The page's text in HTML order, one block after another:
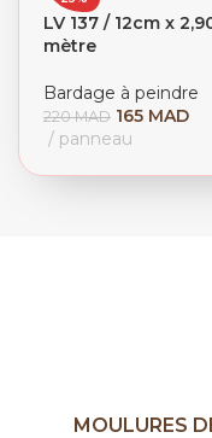
LV 137 / 12cm x
mètre
Bardage à peindre
220MAD 165 MAD
panneau
MOULURES